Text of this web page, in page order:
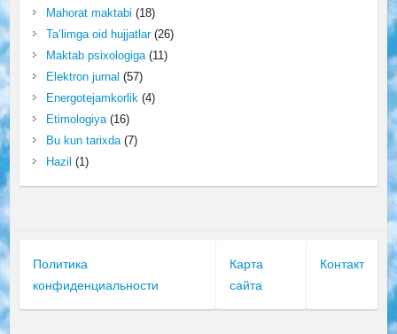
Mahorat maktabi (18)
Ta’limga oid hujjatlar(26)
Maktab psixologiga(11)
Elektron jurnal (57)
Energotejamkorlik(4)
Etimologiya(16)
Bu kun tarixda(7)
Hazil (1)
Политика
конфиденциальности
Карта
сайта
Контакт